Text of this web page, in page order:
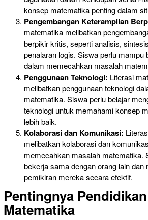
konsep matematika penting dalam
Pengembangan Keterampilan
matematika melibatkan
berpikir kritis, seperti analisis,
penalaran logis. Siswa perlu mampu
dalam memecahkan masalah
Penggunaan Teknologi: Literasi
melibatkan penggunaan teknologi
matematika. Siswa perlu belajar
teknologi untuk memahami konsep
lebih baik.
Kolaborasi dan Komunikasi:
melibatkan kolaborasi dan
memecahkan masalah matematika.
bekerja sama dengan orang lain
pemikiran mereka secara efektif.
Pentingnya
Matematika